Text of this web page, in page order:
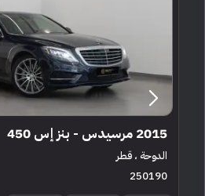
2015 مرسيدس - بنز إس 450
الدوحة ، قطر
250190